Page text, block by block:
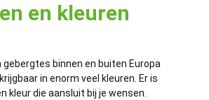
en kleuren
binnen en buiten Europa
in enorm veel kleuren. Er is
kleur die aansluit bij je wensen.